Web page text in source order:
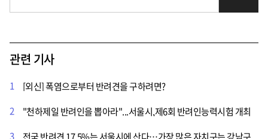
관련 기사
1
[외신] 폭염으로부터 반려견을 구하려면?
2
"천하제일 반려인을 뽑아라"...서울시,제6회 반려인능력시험 개최
3